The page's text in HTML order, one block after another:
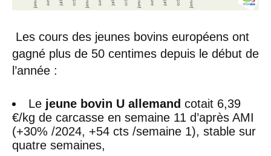
Les cours des jeunes bovins européens ont
gagné plus de 50 centimes depuis le début de
l’année :
Le jeune bovin U allemand cotait 6,39
€/kg de carcasse en semaine 11 d’après AMI
(+30% /2024, +54 cts /semaine 1), stable sur
quatre semaines,